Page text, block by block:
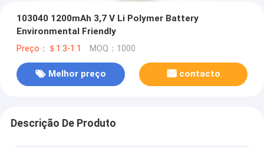
103040 1200mAh 3,7 V Li Polymer Battery
Environmental Friendly
Preço：＄1.3-1.1 MOQ：1000
Melhor preço contacto
Descrição De Produto